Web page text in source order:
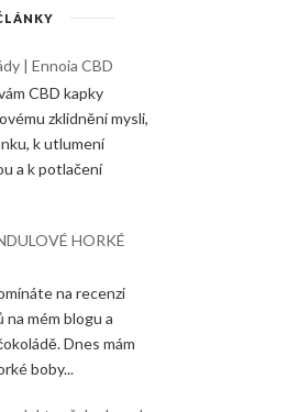
| Ennoia CBD
CBD kapky
zklidnění mysli,
k utlumení
a k potlačení
HORKÉ
na recenzi
mém blogu a
Dnes mám
boby...